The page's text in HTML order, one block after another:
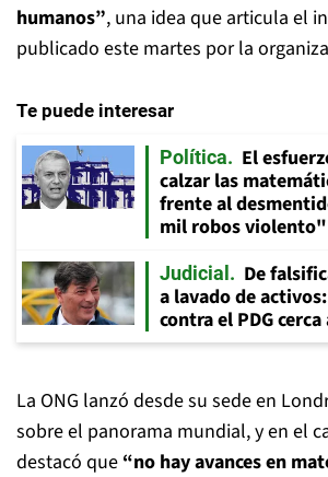
humanos”, una idea que articula el
publicado este martes por la
Te puede interesar
Política
El
calzar las
frente al
mil robos violento"
Judicial
De
a lavado de
contra el PDG
La ONG lanzó desde su sede en
sobre el panorama mundial, y en el
destacó que “no hay avances en